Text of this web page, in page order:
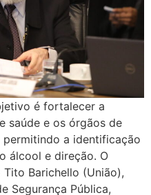
é fortalecer a
saúde e os órgãos de
a identificação
álcool e direção. O
Barichello (União),
Segurança Pública,